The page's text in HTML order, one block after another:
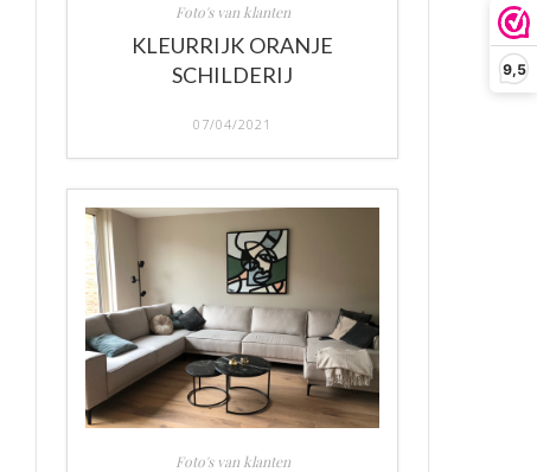
9,5
Foto's van klanten
KLEURRIJK ORANJE
SCHILDERIJ
07/04/2021
Foto's van klanten